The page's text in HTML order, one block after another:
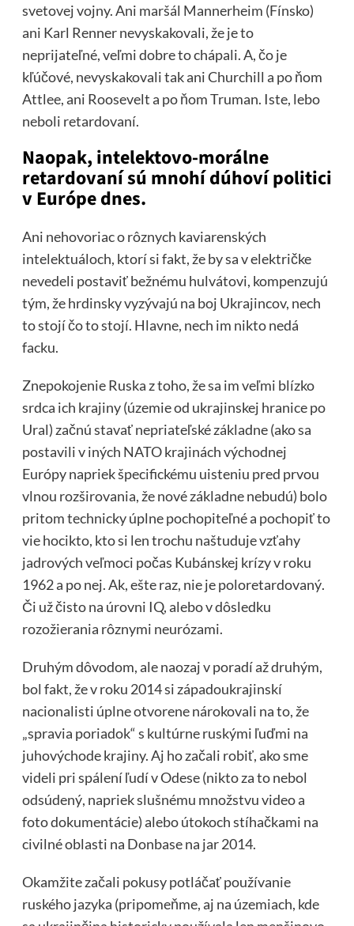
svetovej vojny. Ani maršál Mannerheim (Fínsko)
ani Karl Renner nevyskakovali, že je to
neprijateľné, veľmi dobre to chápali. A, čo je
kľúčové, nevyskakovali tak ani Churchill a po ňom
Attlee, ani Roosevelt a po ňom Truman. Iste, lebo
neboli retardovaní.
Naopak, intelektovo-morálne
retardovaní sú mnohí dúhoví politici
v Európe dnes.
Ani nehovoriac o rôznych kaviarenských
intelektuáloch, ktorí si fakt, že by sa v električke
nevedeli postaviť bežnému hulvátovi, kompenzujú
tým, že hrdinsky vyzývajú na boj Ukrajincov, nech
to stojí čo to stojí. Hlavne, nech im nikto nedá
facku.
Znepokojenie Ruska z toho, že sa im veľmi blízko
srdca ich krajiny (územie od ukrajinskej hranice po
Ural) začnú stavať nepriateľské základne (ako sa
postavili v iných NATO krajinách východnej
Európy napriek špecifickému uisteniu pred prvou
vlnou rozširovania, že nové základne nebudú) bolo
pritom technicky úplne pochopiteľné a pochopiť to
vie hocikto, kto si len trochu naštuduje vzťahy
jadrových veľmoci počas Kubánskej krízy v roku
1962 a po nej. Ak, ešte raz, nie je poloretardovaný.
Či už čisto na úrovni IQ, alebo v dôsledku
rozožierania rôznymi neurózami.
Druhým dôvodom, ale naozaj v poradí až druhým,
bol fakt, že v roku 2014 si západoukrajinskí
nacionalisti úplne otvorene nárokovali na to, že
„spravia poriadok“ s kultúrne ruskými ľuďmi na
juhovýchode krajiny. Aj ho začali robiť, ako sme
videli pri spálení ľudí v Odese (nikto za to nebol
odsúdený, napriek slušnému množstvu video a
foto dokumentácie) alebo útokoch stíhačkami na
civilné oblasti na Donbase na jar 2014.
Okamžite začali pokusy potláčať používanie
ruského jazyka (pripomeňme, aj na územiach, kde